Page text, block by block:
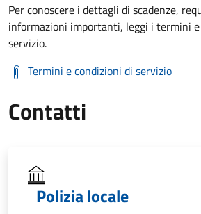
Per conoscere i dettagli di scadenze,
informazioni importanti, leggi i termini
servizio.
Termini e condizioni di servizio
Contatti
Polizia locale